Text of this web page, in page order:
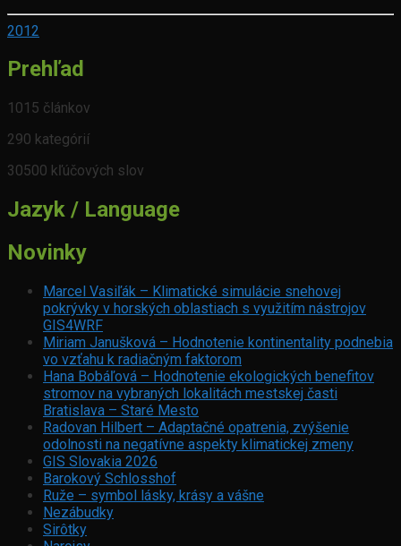
2012
Prehľad
1015 článkov
290 kategórií
30500 kľúčových slov
Jazyk / Language
Novinky
Marcel Vasiľák – Klimatické simulácie snehovej
pokrývky v horských oblastiach s využitím nástrojov
GIS4WRF
Miriam Janušková – Hodnotenie kontinentality podnebia
vo vzťahu k radiačným faktorom
Hana Bobáľová – Hodnotenie ekologických benefitov
stromov na vybraných lokalitách mestskej časti
Bratislava – Staré Mesto
Radovan Hilbert – Adaptačné opatrenia, zvýšenie
odolnosti na negatívne aspekty klimatickej zmeny
GIS Slovakia 2026
Barokový Schlosshof
Ruže – symbol lásky, krásy a vášne
Nezábudky
Sirôtky